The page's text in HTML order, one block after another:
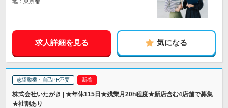
求人詳細を見る 気になる
志望動機・自己PR不要
株式会社いたがき | ★年休115日★残業月20h程度★新店含む4店舗で募集
★社割あり